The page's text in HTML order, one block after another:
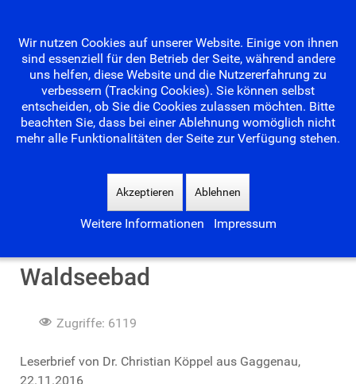
Suchen
Waldseebad
Zugriffe: 6119
Leserbrief von Dr. Christian Köppel aus Gaggenau,
22.11.2016
Wir nutzen Cookies auf unserer Website. Einige von ihnen
sind essenziell für den Betrieb der Seite, während andere
uns helfen, diese Website und die Nutzererfahrung zu
verbessern (Tracking Cookies). Sie können selbst
entscheiden, ob Sie die Cookies zulassen möchten. Bitte
beachten Sie, dass bei einer Ablehnung womöglich nicht
mehr alle Funktionalitäten der Seite zur Verfügung stehen.
Akzeptieren Ablehnen
Weitere Informationen Impressum